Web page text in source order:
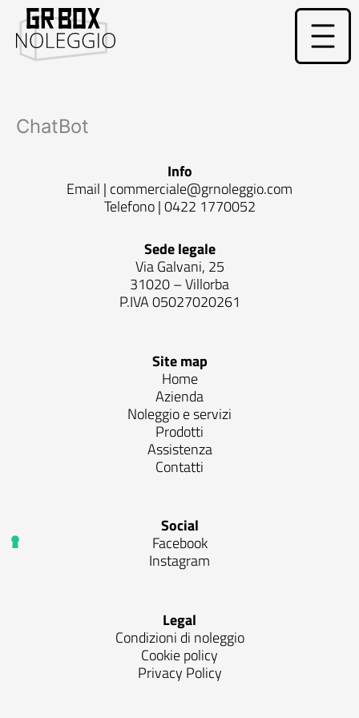
contenuto
ChatBot
Info
Email | commerciale@grnoleggio.com
Telefono |0422 1770052
Sede legale
Via Galvani, 25
31020 – Villorba
P.IVA 05027020261
Site map
Home
Azienda
Noleggio e servizi
Prodotti
Assistenza
Contatti
Social
Facebook
Instagram
Legal
Condizioni di noleggio
Cookie policy
Privacy Policy